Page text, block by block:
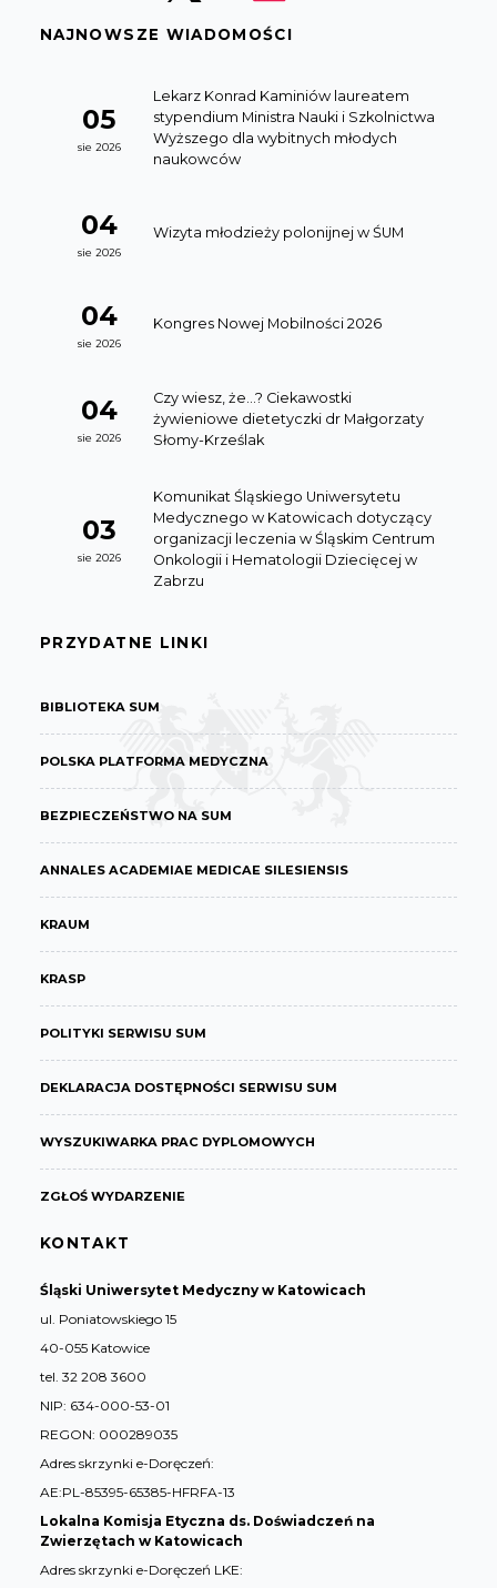
NAJNOWSZE WIADOMOŚCI
05
sie 2026
Lekarz Konrad Kaminiów laureatem
stypendium Ministra Nauki i Szkolnictwa
Wyższego dla wybitnych młodych
naukowców
04
sie 2026
Wizyta młodzieży polonijnej w ŚUM
04
sie 2026
Kongres Nowej Mobilności 2026
04
sie 2026
Czy wiesz, że…? Ciekawostki
żywieniowe dietetyczki dr Małgorzaty
Słomy-Krześlak
03
sie 2026
Komunikat Śląskiego Uniwersytetu
Medycznego w Katowicach dotyczący
organizacji leczenia w Śląskim Centrum
Onkologii i Hematologii Dziecięcej w
Zabrzu
PRZYDATNE LINKI
BIBLIOTEKA SUM
POLSKA PLATFORMA MEDYCZNA
BEZPIECZEŃSTWO NA SUM
ANNALES ACADEMIAE MEDICAE SILESIENSIS
KRAUM
KRASP
POLITYKI SERWISU SUM
DEKLARACJA DOSTĘPNOŚCI SERWISU SUM
WYSZUKIWARKA PRAC DYPLOMOWYCH
ZGŁOŚ WYDARZENIE
KONTAKT
Śląski Uniwersytet Medyczny w Katowicach
ul. Poniatowskiego 15
40-055 Katowice
tel. 32 208 3600
NIP: 634-000-53-01
REGON: 000289035
Adres skrzynki e-Doręczeń:
AE:PL-85395-65385-HFRFA-13
Lokalna Komisja Etyczna ds. Doświadczeń na
Zwierzętach w Katowicach
Adres skrzynki e-Doręczeń LKE: